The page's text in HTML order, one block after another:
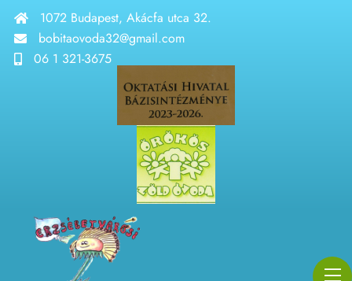
1072 Budapest, Akácfa utca 32.
bobitaovoda32@gmail.com
06 1 321-3675